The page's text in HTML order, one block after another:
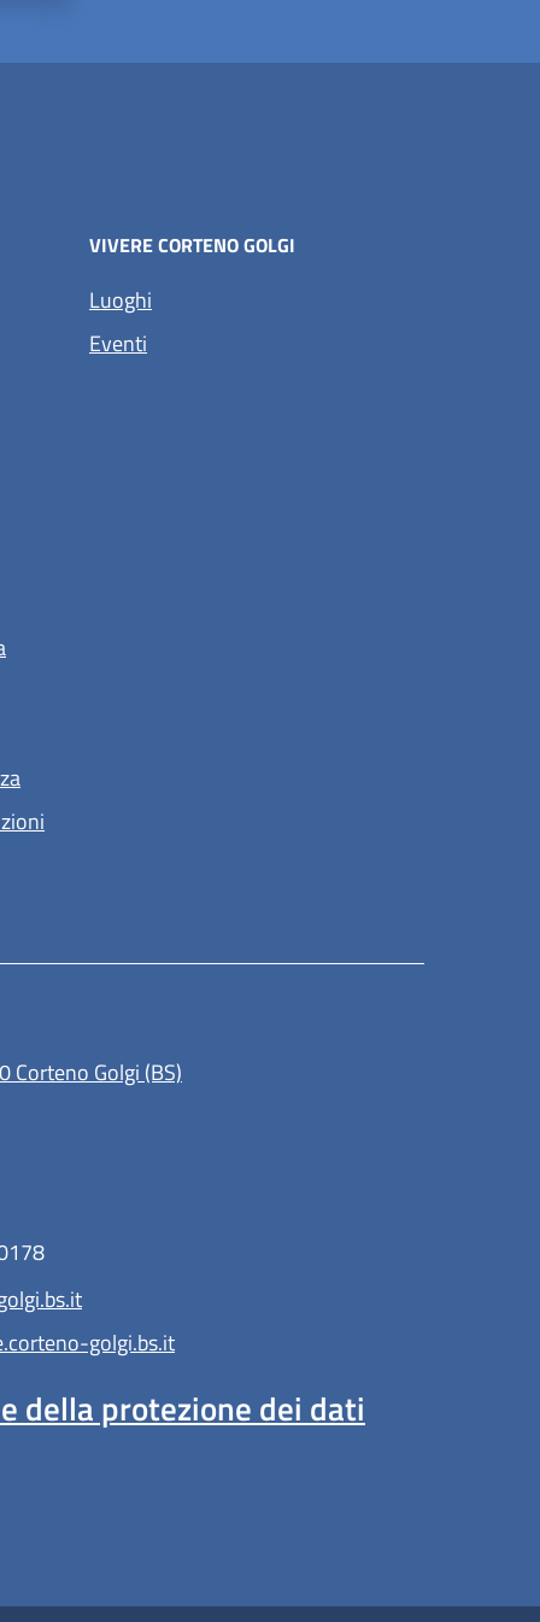
VIVERE CORTENO GOLGI
Luoghi
Eventi
Corteno Golgi (BS)
golgi.bs.it
della protezione dei dati